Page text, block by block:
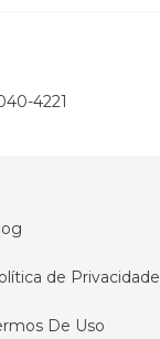
4221
de Privacidade
De Uso